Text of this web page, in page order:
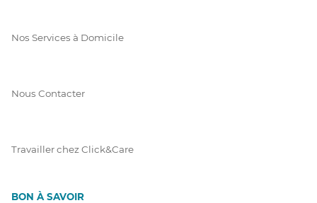
Nos Services à Domicile
Nous Contacter
Travailler chez Click&Care
BON À SAVOIR